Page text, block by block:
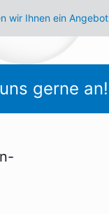
wir Ihnen ein Angebot
gerne an!